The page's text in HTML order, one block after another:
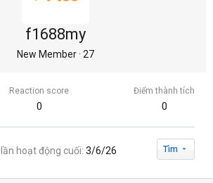
f1688my
New Member· 27
Reaction score
0
Điểm thành tích
0
lần hoạt động cuối 3/6/26 Tìm